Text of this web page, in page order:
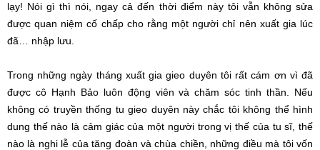
lạy! Nói gì thì nói, ngay cả đến thời điểm này tôi vẫn không sửa
được quan niệm cố chấp cho rằng một người chỉ nên xuất gia lúc
đã… nhập lưu.
Trong những ngày tháng xuất gia gieo duyên tôi rất cám ơn vì đã
được cô Hạnh Bảo luôn động viên và chăm sóc tinh thần. Nếu
không có truyền thống tu gieo duyên này chắc tôi không thể hình
dung thế nào là cảm giác của một người trong vị thế của tu sĩ, thế
nào là nghi lễ của tăng đoàn và chùa chiền, những điều mà tôi vốn